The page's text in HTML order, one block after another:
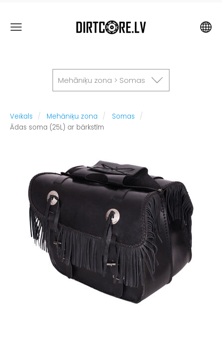
Mehāniķu zona > Somas
Veikals Mehāniķu zona
Somas
Ādas soma (25L) ar bārkstīm